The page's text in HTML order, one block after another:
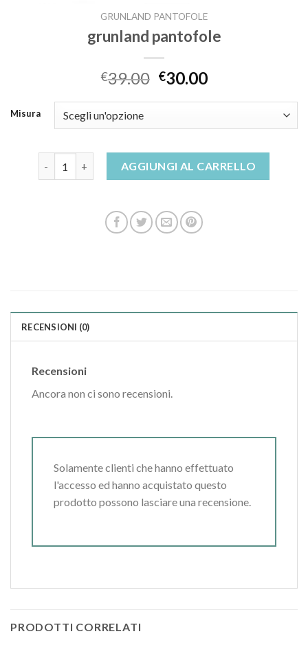
GRUNLAND PANTOFOLE
grunland pantofole
€39.00 €30.00
Misura
AGGIUNGI AL CARRELLO
RECENSIONI (0)
Recensioni
Ancora non ci sono recensioni.
Solamente clienti che hanno effettuato
l'accesso ed hanno acquistato questo
prodotto possono lasciare una recensione.
PRODOTTI CORRELATI